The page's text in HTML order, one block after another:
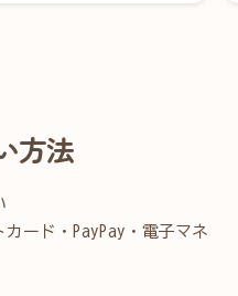
方法
ド・PayPay・電子マネ